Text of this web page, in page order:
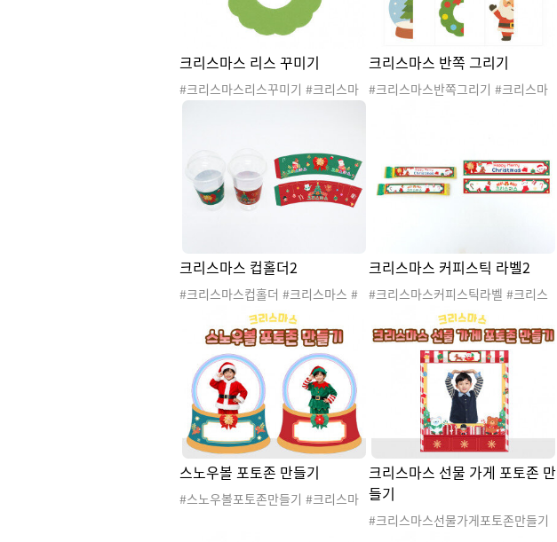
크리스마스 리스 꾸미기
#크리스마스리스꾸미기 #크리스마
스 #겨울 #산타 #산타클로스 #산타
#크리스마스활동지 #미술활동 #크
리스마스리스
크리스마스 반쪽 그리기
#크리스마스반쪽그리기 #크리스마
#크리스마스활동지 #미술활동 #데
칼코마니 #반쪽그리기
크리스마스 컵홀더2
#크리스마스컵홀더 #크리스마스 #
겨울 #산타 #산타클로스 #산타할아
버지 #루돌프 #크리스마스트리 #겨
울도안 #크리스마스도안 #크리스마
스파티 #크리스마스행사 #산타잔치
#산타파티 #커피차 #크리스마스커
피차 #커피트럭 #라벨 #크리스마스
라벨 #크리스마스간식 #크리스마스
선물 #크리스마스포장 #컵홀더라벨
#커피라벨
크리스마스 커피스틱 라벨2
#크리스마스커피스틱라벨 #크리스
마스 #겨울 #산타 #산타클로스 #산
타할아버지 #루돌프 #크리스마스트
리 #겨울도안 #크리스마스도안 #크
리스마스파티 #크리스마스행사 #산
타잔치 #산타파티 #커피차 #크리스
마스커피차 #커피트럭 #라벨 #크리
스마스라벨 #크리스마스간식 #크리
스마스선물 #크리스마스포장 #커피
스노우볼 포토존 만들기
#스노우볼포토존만들기 #크리스마
크리스마스 선물 가게 포토존 만
들기
#크리스마스선물가게포토존만들기